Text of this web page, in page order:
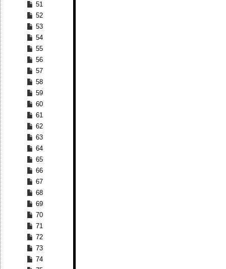
51
52
53
54
55
56
57
58
59
60
61
62
63
64
65
66
67
68
69
70
71
72
73
74